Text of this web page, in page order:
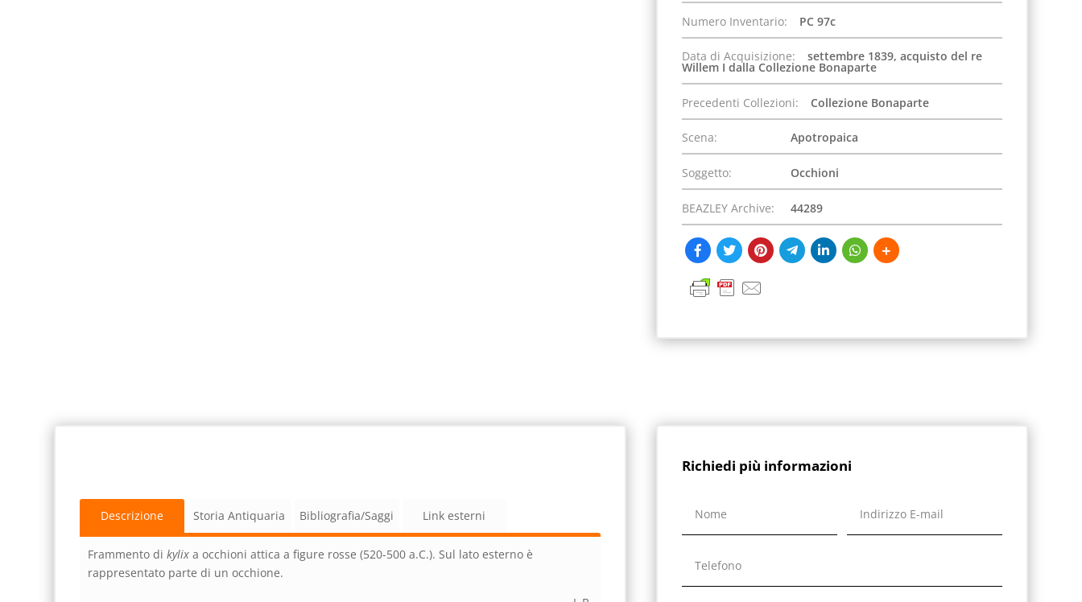
Numero Inventario: PC 97c
Data di Acquisizione: settembre 1839, acquisto del re
Willem I dalla Collezione Bonaparte
Precedenti Collezioni: Collezione Bonaparte
Scena: Apotropaica
Soggetto: Occhioni
BEAZLEY Archive: 44289
Descrizione Storia Antiquaria Bibliografia/Saggi Link esterni
Frammento dikylix a occhioni attica a figure rosse (520-500 a.C.). Sul lato esterno è
rappresentato parte di un occhione.
Richiedi più informazioni